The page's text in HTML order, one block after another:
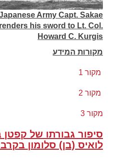
Army Capt. Sakae
his sword to Lt. Col.
Howard C. Kurgis
מקורות המידע
מקור 1
מקור 2
מקור 3
סיפור גבורתו של קפטן
לואיס (בן) סלומון